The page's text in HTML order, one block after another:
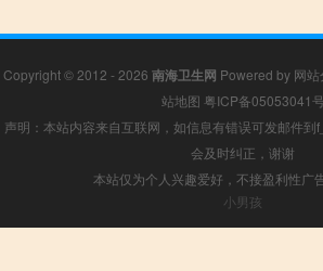
Copyright © 2012 - 2026 南海卫生网 Powered by 网
站地图 粤ICP备05053041号
声明：本站内容来自互联网，如信息有错误可发邮件
会及时纠正，谢谢
本站仅为个人兴趣爱好，不接盈利性广
小男孩